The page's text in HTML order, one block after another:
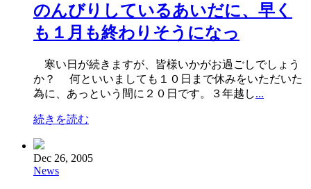
のんびりしているあいだに、早く
も１月も終わりそうになっ
寒い日が続きますが、皆様いかがお過ごしでしょう
か？ 何といいましても１０日まで休みをいただいた
為に、あっという間に２０日です。３年越し...
続きを読む
Dec 26, 2005
News